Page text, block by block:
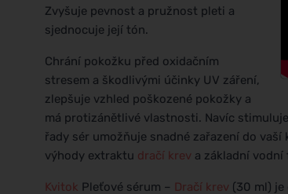
Zvyšuje pevnost a pružnost pleti a
sjednocuje její tón.
Chrání pokožku před oxidačním
stresem a škodlivými účinky UV záření,
zlepšuje vzhled poškozené pokožky a
má protizánětlivé vlastnosti. Navíc
řady sér umožňuje snadné zařazení do
výhody extraktu dračí krev a základní vodní
Kvitok Pleťové sérum – Dračí krev (30 ml) je